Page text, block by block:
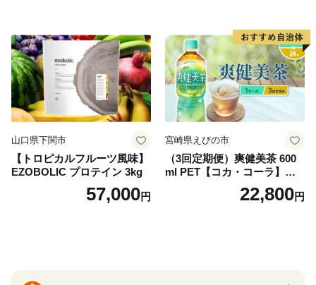
産 シリカ ミネラル 美容 備蓄
防災 長期保存 富士山 山梨県
忍野村
山口県下関市
【トロピカルフルーツ風味】
EZOBOLIC プロテイン 3kg
57,000円
宮崎県えびの市
（3回定期便）爽健美茶 600
ml PET【コカ・コーラ】ペ
ットボトル 1ケース(24本) 定
期便 3回(72本) セット お茶
22,800円